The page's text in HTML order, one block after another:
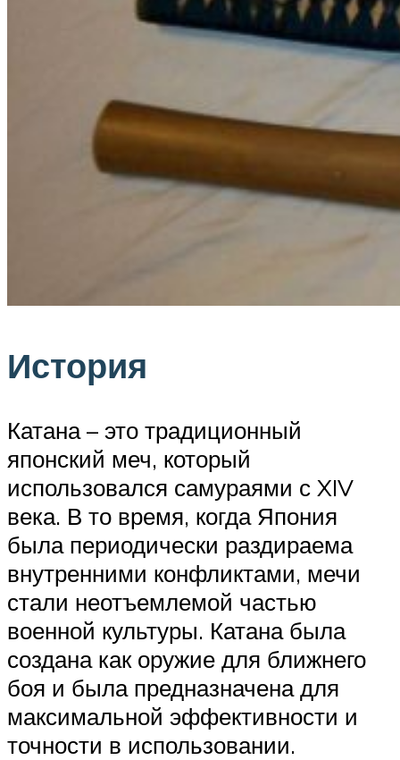
История
Катана – это традиционный
японский меч, который
использовался самураями с XIV
века. В то время, когда Япония
была периодически раздираема
внутренними конфликтами, мечи
стали неотъемлемой частью
военной культуры. Катана была
создана как оружие для ближнего
боя и была предназначена для
максимальной эффективности и
точности в использовании.